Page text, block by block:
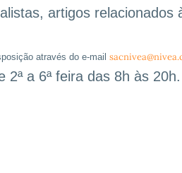
artigos relacionados
através do e-mail
a 6ª feira das 8h às 20h.